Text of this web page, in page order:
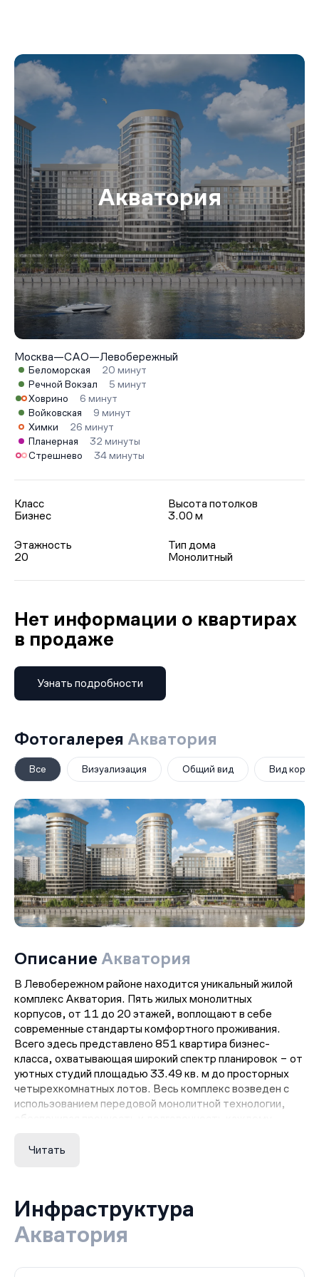
Акватория
Москва—САО—Левобережный
Беломорская
20 минут
Речной Вокзал
5 минут
Ховрино
6 минут
Войковская
9 минут
Химки
26 минут
Планерная
32 минуты
Стрешнево
34 минуты
Класс
Бизнес
Высота потолков
3.00 м
Этажность
20
Тип дома
Монолитный
Нет информации о квартирах
в продаже
Узнать подробности
Фотогалерея Акватория
Все Визуализация Общий вид Вид
Описание Акватория
В Левобережном районе находится уникальный жилой
комплекс Акватория. Пять жилых монолитных
корпусов, от 11 до 20 этажей, воплощают в себе
современные стандарты комфортного проживания.
Всего здесь представлено 851 квартира бизнес-
класса, охватывающая широкий спектр планировок – от
уютных студий площадью 33.49 кв. м до просторных
четырехкомнатных лотов. Весь комплекс возведен с
использованием передовой монолитной технологии,
обеспечивая прочность и долговечность каждому
Особенностью жилья Акватория является панорамное
террасы, лоджии или балконы, где можно насладиться
живописными видами. Каждый жилец может
наслаждаться своим просторным уголком, включая
Высота потолков в квартирах достигает трех метров,
Читать
Инфраструктура
Акватория